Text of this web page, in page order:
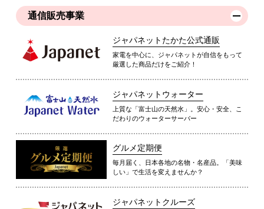
通信販売事業
ジャパネットたかた公式通販
家電を中心に、ジャパネットが自信をもって
厳選した商品だけをご紹介！
ジャパネットウォーター
上質な「富士山の天然水」。安心・安全、こ
だわりのウォーターサーバー
グルメ定期便
毎月届く、日本各地の名物・名産品。「美味
しい」で生活を変えませんか？
ジャパネットクルーズ